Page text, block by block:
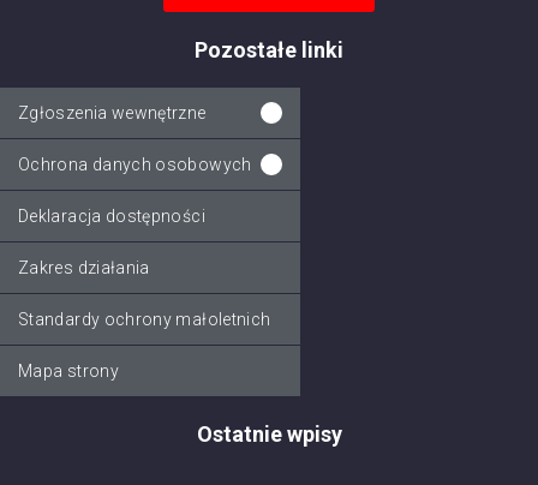
Ostatnie wpisy
Pozostałe linki
Zgłoszenia wewnętrzne
Ochrona danych osobowych
Deklaracja dostępności
Zakres działania
Standardy ochrony małoletnich
Mapa strony